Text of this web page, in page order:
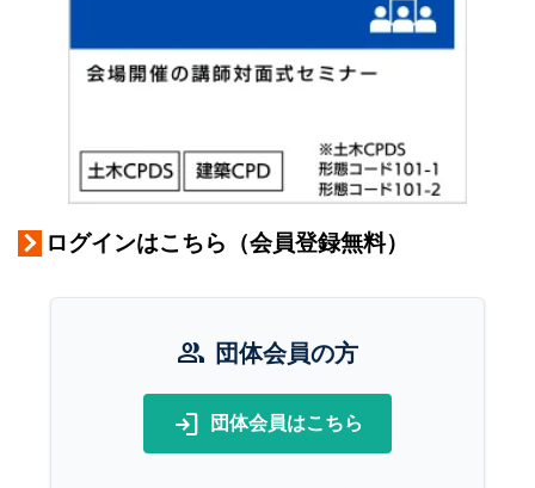
ログインはこちら（会員登録無料）
group 団体会員の方
login 団体会員はこちら